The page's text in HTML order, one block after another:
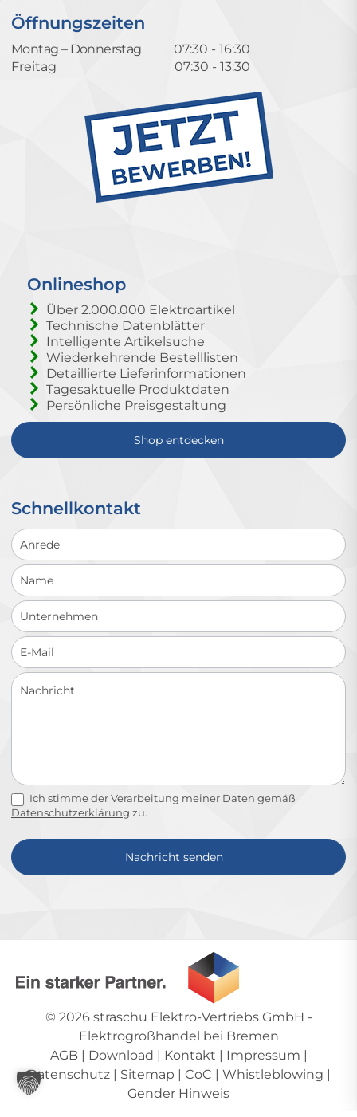
Öffnungszeiten
Montag – Donnerstag
07:30 - 16:30
Freitag
07:30 - 13:30
Onlineshop
Über 2.000.000 Elektroartikel
Technische Datenblätter
Intelligente Artikelsuche
Wiederkehrende Bestelllisten
Detaillierte Lieferinformationen
Tagesaktuelle Produktdaten
Persönliche Preisgestaltung
Shop entdecken
Schnellkontakt
Schnellkontakt
Ich stimme der Verarbeitung meiner Daten gemäß
Datenschutzerklärung zu.
Nachricht senden
© 2026 straschu Elektro-Vertriebs GmbH -
Elektrogroßhandel bei Bremen
AGB | Download | Kontakt | Impressum |
Datenschutz| Sitemap | CoC | Whistleblowing |
Gender Hinweis